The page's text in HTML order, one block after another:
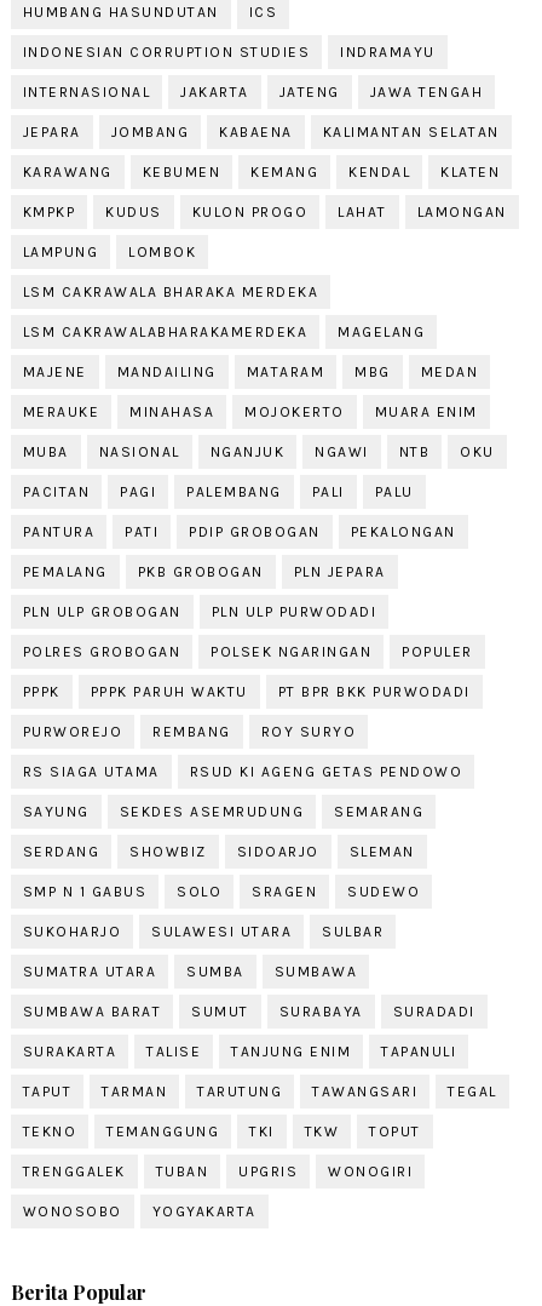
HUMBANG HASUNDUTAN ICS
INDONESIAN CORRUPTION STUDIES INDRAMAYU
INTERNASIONAL JAKARTA JATENG JAWA TENGAH
JEPARA JOMBANG KABAENA KALIMANTAN SELATAN
KARAWANG KEBUMEN KEMANG KENDAL KLATEN
KMPKP KUDUS KULON PROGO LAHAT LAMONGAN
LAMPUNG LOMBOK
LSM CAKRAWALA BHARAKA MERDEKA
LSM CAKRAWALABHARAKAMERDEKA MAGELANG
MAJENE MANDAILING MATARAM MBG MEDAN
MERAUKE MINAHASA MOJOKERTO MUARA ENIM
MUBA NASIONAL NGANJUK NGAWI NTB OKU
PACITAN PAGI PALEMBANG PALI PALU
PANTURA PATI PDIP GROBOGAN PEKALONGAN
PEMALANG PKB GROBOGAN PLN JEPARA
PLN ULP GROBOGAN PLN ULP PURWODADI
POLRES GROBOGAN POLSEK NGARINGAN POPULER
PPPK PPPK PARUH WAKTU PT BPR BKK PURWODADI
PURWOREJO REMBANG ROY SURYO
RS SIAGA UTAMA RSUD KI AGENG GETAS PENDOWO
SAYUNG SEKDES ASEMRUDUNG SEMARANG
SERDANG SHOWBIZ SIDOARJO SLEMAN
SMP N 1 GABUS SOLO SRAGEN SUDEWO
SUKOHARJO SULAWESI UTARA SULBAR
SUMATRA UTARA SUMBA SUMBAWA
SUMBAWA BARAT SUMUT SURABAYA SURADADI
SURAKARTA TALISE TANJUNG ENIM TAPANULI
TAPUT TARMAN TARUTUNG TAWANGSARI TEGAL
TEKNO TEMANGGUNG TKI TKW TOPUT
TRENGGALEK TUBAN UPGRIS WONOGIRI
WONOSOBO YOGYAKARTA
Berita Popular